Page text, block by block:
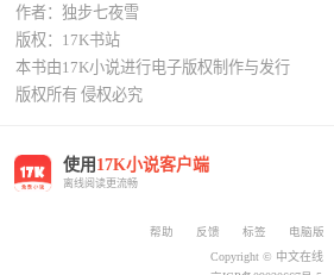
机。” 从此，开启杨小天的百亿富翁之旅，只有他不
敢想的，没有秘书办不到的。
作者：独步七夜雪
版权：17K书站
本书由17K小说进行电子版权制作与发行
版权所有 侵权必究
使用 17K小说客户端
离线阅读更流畅
帮助 反馈 标签 电脑版
Copyright © 中文在线